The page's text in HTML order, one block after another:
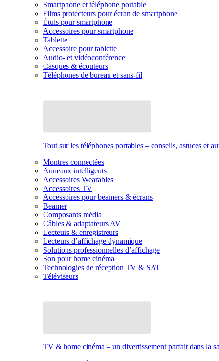
Smartphone et téléphone portable
Films protecteurs pour écran de smartphone
Étuis pour smartphone
Accessoires pour smartphone
Tablette
Accessoire pour tablette
Audio- et vidéoconférence
Casques & écouteurs
Téléphones de bureau et sans-fil
Tout sur les téléphones portables – conseils, astuces et
Montres connectées
Anneaux intelligents
Accessoires Wearables
Accessoires TV
Accessoires pour beamers & écrans
Beamer
Composants média
Câbles & adaptateurs AV
Lecteurs & enregistreurs
Lecteurs d’affichage dynamique
Solutions professionnelles d’affichage
Son pour home cinéma
Technologies de réception TV & SAT
Téléviseurs
TV & home cinéma – un divertissement parfait dans la